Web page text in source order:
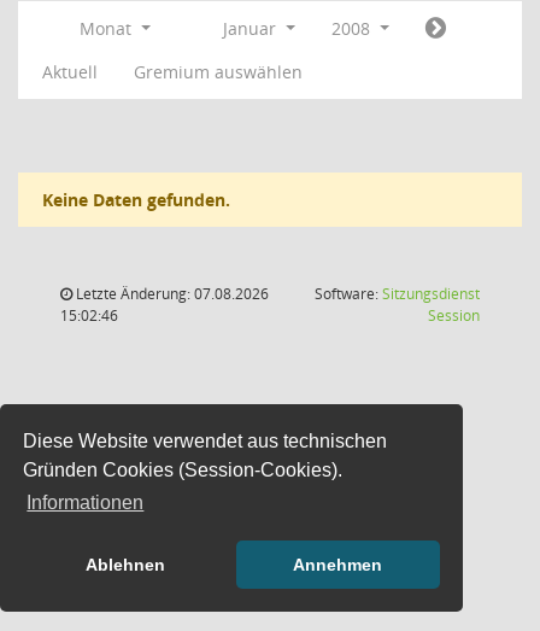
Diese Website verwendet aus technischen
Gründen Cookies (Session-Cookies).
Informationen
Ablehnen Annehmen
Monat Januar
2008
Aktuell
Gremium auswählen
Keine Daten gefunden.
Letzte Änderung: 07.08.2026
15:02:46
Software:Sitzungsdienst
Session(Wird in